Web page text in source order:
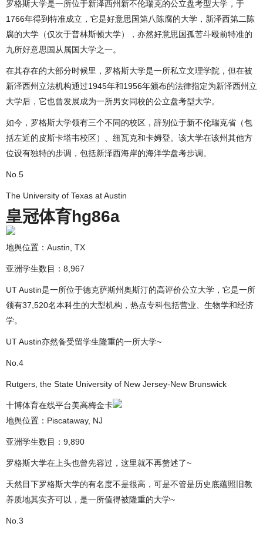
罗格斯大学是一所位于新泽西州新不伦瑞克的公立盘考型大学，于
1766年得到特准成立，它是好意思国第八陈腐的大学，新泽西第二陈
腐的大学（仅次于普林斯顿大学），亦然好意思国孤苦斗殴前特准的
九所好意思国从属国大学之一。
在其存在的大部分时候里，罗格斯大学是一所私立文理学院，但在被
新泽西州立法机构通过1945年和1956年颁布的法律指定为新泽西州立
大学后，它也曾发展成为一所男女同校的公立盘考型大学。
如今，罗格斯大学领有三个不同的校区，辞别位于新不伦瑞克省（包
括左近的皮斯卡塔韦校区）、纽瓦克和卡姆登。该大学在该州其他方
位设有独特的步调，包括新泽西海岸的海洋学盘考步调。
No.5
The University of Texas at Austin
皇冠体育hg86a
地舆位置：Austin, TX
亚洲学生数目：8,967
UT Austin是一所位于德克萨斯州奥斯汀的高评价公立大学，它是一所
领有37,520名本科生的大型机构，热点专科包括营业、生物学和经济
学。
UT Austin亦然备受留学生隆重的一所大学~
No.4
Rutgers, the State University of New Jersey-New Brunswick
十博体育在线平台美高梅金卡
地舆位置：Piscataway, NJ
亚洲学生数目：9,890
罗格斯大学在上头也曾先容过，这里就不再赘述了~
天然目下罗格斯大学的有名度不是很高，可是不管是历史底蕴照旧教
养质地其实齐可以，是一所值得被隆重的大学~
No.3